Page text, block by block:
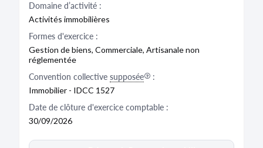
Domaine d’activité :
Activités immobilières
Formes d'exercice :
Gestion de biens, Commerciale, Artisanale non
réglementée
Convention collective supposée
:
Immobilier - IDCC 1527
Date de clôture d'exercice comptable :
30/09/2026